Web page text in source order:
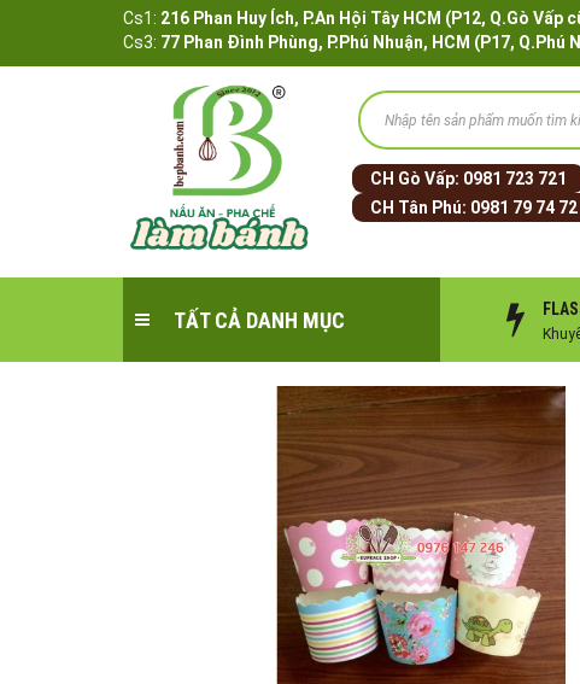
Cs1: 216 Phan Huy Ích, P.An Hội Tây HCM (P12, Q.Gò
Cs3: 77 Phan Đình Phùng, P.Phú Nhuận, HCM (P17, Q.Phú
CH Gò Vấp: 0981 723 721
CH Tân Phú: 0981 79 74 72
TẤT CẢ DANH MỤC